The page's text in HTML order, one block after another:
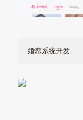
婚恋系统开发